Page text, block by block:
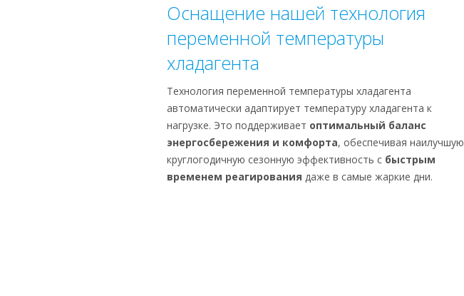
Оснащение нашей технология
переменной температуры
хладагента
Технология переменной температуры хладагента
автоматически адаптирует температуру хладагента к
нагрузке. Это поддерживает оптимальный баланс
энергосбережения и комфорта, обеспечивая наилучшую
круглогодичную сезонную эффективность с быстрым
временем реагирования даже в самые жаркие дни.